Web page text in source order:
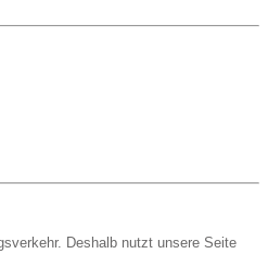
Deshalb nutzt unsere Seite